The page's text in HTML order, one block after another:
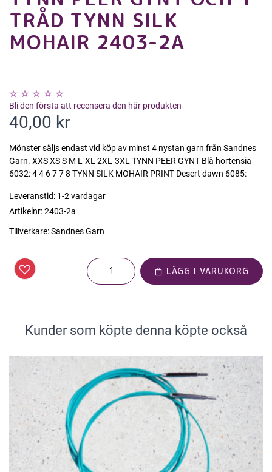
TRÅD TYNN SILK
MOHAIR 2403-2A
Bli den första att recensera den här produkten
40,00 kr
Mönster säljs endast vid köp av minst 4 nystan garn från Sandnes
Garn. XXS XS S M L-XL 2XL-3XL TYNN PEER GYNT Blå hortensia
6032: 4 4 6 7 7 8 TYNN SILK MOHAIR PRINT Desert dawn 6085:
Leveranstid: 1-2 vardagar
Artikelnr:2403-2a
Tillverkare:Sandnes Garn
LÄGG I VARUKORG
Kunder som köpte denna köpte också